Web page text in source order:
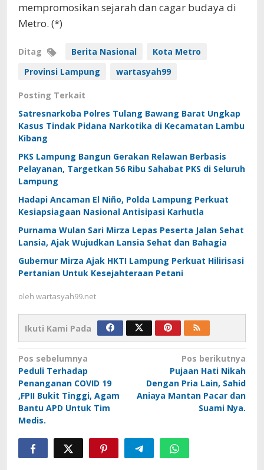
mempromosikan sejarah dan cagar budaya di
Metro. (*)
Ditag Berita Nasional
Kota Metro
Provinsi Lampung
wartasyah99
Posting Terkait
Satresnarkoba Polres Tulang Bawang Barat Ungkap
Kasus Tindak Pidana Narkotika di Kecamatan Lambu
Kibang
PKS Lampung Bangun Gerakan Relawan Berbasis
Pelayanan, Targetkan 56 Ribu Sahabat PKS di Seluruh
Lampung
Hadapi Ancaman El Niño, Polda Lampung Perkuat
Kesiapsiagaan Nasional Antisipasi Karhutla
Purnama Wulan Sari Mirza Lepas Peserta Jalan Sehat
Lansia, Ajak Wujudkan Lansia Sehat dan Bahagia
Gubernur Mirza Ajak HKTI Lampung Perkuat Hilirisasi
Pertanian Untuk Kesejahteraan Petani
oleh wartasyah99.net
Ikuti Kami Pada
Navigasi
pos
Pos sebelumnya
Peduli Terhadap
Penanganan COVID 19
,FPII Bukit Tinggi, Agam
Bantu APD Untuk Tim
Medis.
Pos berikutnya
Pujaan Hati Nikah
Dengan Pria Lain, Sahid
Aniaya Mantan Pacar dan
Suami Nya.